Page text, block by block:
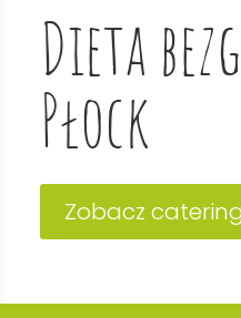
Dieta
Płock
Zobacz